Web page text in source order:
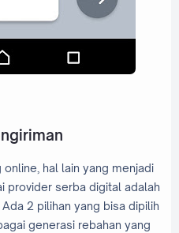
hal lain yang menjadi
provider serba digital adalah
2 pilihan yang bisa dipilih
generasi rebahan yang